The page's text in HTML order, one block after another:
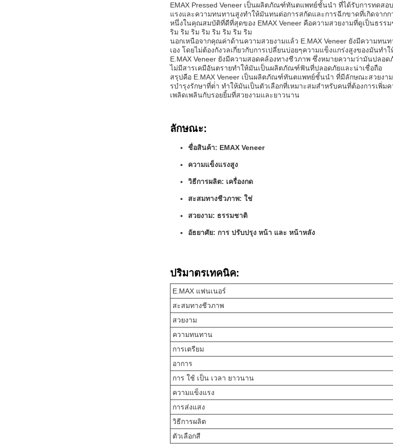
EMAX Pressed Veneer เป็นผลิตภัณฑ์ทันตแพทย์ชั้นนํา ที่ได้รับการทดส
แรงและความทนทานสูงทําให้มันทนต่อการสกัดและการฉีกขาดที่เกิดจากก
หนึ่งในคุณสมบัติที่ดีที่สุดของ EMAX Veneer คือความสวยงามที่ดูเป็นธร
ริม ริม ริม ริม ริม ริม ริม ริม
นอกเหนือจากคุณค่าด้านความสวยงามแล้ว E.MAX Veneer ยังมีความท
เอง โดยไม่ต้องกังวลเกี่ยวกับการเปลี่ยนบ่อยๆความแข็งแกร่งสูงของมัน
E.MAX Veneer ยังมีความสอดคล้องทางชีวภาพ ซึ่งหมายความว่ามันปล
ไม่มีสารเคมีอันตรายทําให้มันเป็นผลิตภัณฑ์ฟันที่ปลอดภัยและน่าเชื่อถือ
สรุปคือ E.MAX Veneer เป็นผลิตภัณฑ์ทันตแพทย์ชั้นนํา ที่มีลักษณะสวยง
รบํารุงรักษาที่ต่ํา ทําให้มันเป็นตัวเลือกที่เหมาะสมสําหรับคนที่ต้องการเพิ่
เพลิดเพลินกับรอยยิ้มที่สวยงามและยาวนาน
ลักษณะ:
ชื่อสินค้า: EMAX Veneer
ความแข็งแรงสูง
วิธีการผลิต: เครื่องกด
สะสมทางชีวภาพ: ใช่
สวยงาม: ธรรมชาติ
อัธยาศัย: การ ปรับปรุง หน้า และ หน้าหลัง
ปริมาตรเทคนิค:
E.MAX แฟนเนอร์
สะสมทางชีวภาพ
สวยงาม
ความทนทาน
การเตรียม
อาการ
การ ใช้ เป็น เวลา ยาวนาน
ความแข็งแรง
การส่งแสง
วิธีการผลิต
ตัวเลือกสี